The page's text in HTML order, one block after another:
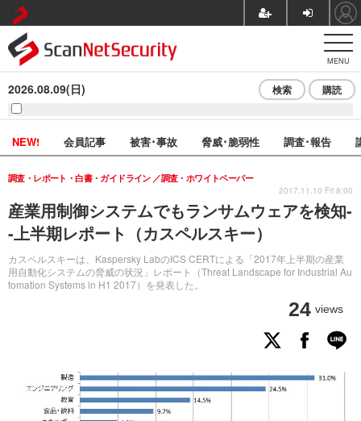
MENU
2026.08.09(日) 検索 購読
NEW! 会員記事 被害･事故 脅威･脆弱性 調査･報告
産業用制御システムでもランサムウェアを検知-
-上半期レポート（カスペルスキー）
カスペルスキーは、Kaspersky LabのICS CERTによる「2017年上半期の産業
用自動化システムの脅威の状況」レポート（Threat Landscape for Industrial Au
tomation Systems in H1 2017）を発表した。
調査・レポート・白書・ガイドライン 調査・ホワイトペーパー
24 views
2017.11.10 Fri 8:00